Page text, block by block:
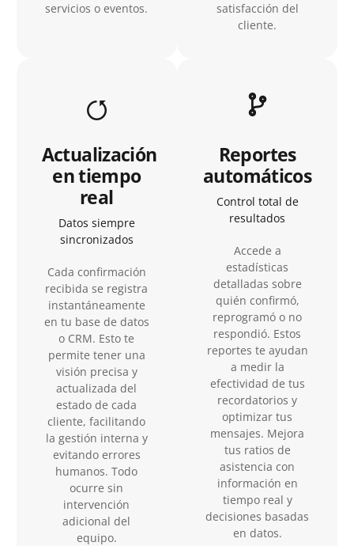
servicios o eventos.
satisfacción del
cliente.
Actualización
en tiempo
real
Datos siempre
sincronizados
Cada confirmación
recibida se registra
instantáneamente
en tu base de datos
o CRM. Esto te
permite tener una
visión precisa y
actualizada del
estado de cada
cliente, facilitando
la gestión interna y
evitando errores
humanos. Todo
ocurre sin
intervención
adicional del
equipo.
Reportes
automáticos
Control total de
resultados
Accede a
estadísticas
detalladas sobre
quién confirmó,
reprogramó o no
respondió. Estos
reportes te ayudan
a medir la
efectividad de tus
recordatorios y
optimizar tus
mensajes. Mejora
tus ratios de
asistencia con
información en
tiempo real y
decisiones basadas
en datos.